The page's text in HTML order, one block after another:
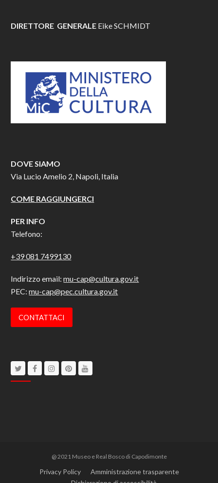
DIRETTORE GENERALE Eike SCHMIDT
DOVE SIAMO
Via Lucio Amelio 2, Napoli, Italia
COME RAGGIUNGERCI
PER INFO
Telefono:
+39 081 7499130
Indirizzo email:mu-cap@cultura.gov.it
PEC:mu-cap@pec.cultura.gov.it
CONTATTACI
TwitterFacebookInstagram
Pinterest
@ 2021 Museo e Real Bosco di Capodimonte
Privacy Policy
Amministrazione trasparente